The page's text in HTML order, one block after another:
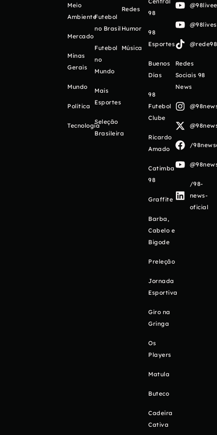
Meio
Ambiente
Mercado
Minas
Gerais
Mundo
Política
Tecnologia
Futebol
no Brasil
Futebol
no
Mundo
Mais
Esportes
Seleção
Brasileira
Redes
Humor
Música
98
98
Esportes
Buenos
Días
98
Futebol
Clube
Ricardo
Amado
Catimba
98
Graffite
Barba,
Cabelo e
Bigode
Preleção
Jornada
Esportiva
Giro na
Gringa
Os
Players
Matula
Buteco
Cadeira
Cativa
Redes
Sociais 98
News
/
/98-
news-
oficial